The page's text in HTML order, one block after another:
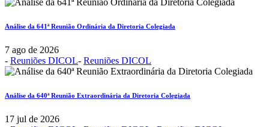
Análise da 641ª Reunião Ordinária da Diretoria Colegiada
7 ago de 2026
- Reuniões DICOL- Reuniões DICOL
Análise da 640ª Reunião Extraordinária da Diretoria Colegiada
17 jul de 2026